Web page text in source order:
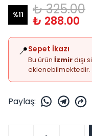
%11 ₺ 325.00
₺ 288.00
📍Sepet İkazı
Bu ürün İzmirdışı
eklenebilmektedir.
Paylaş: